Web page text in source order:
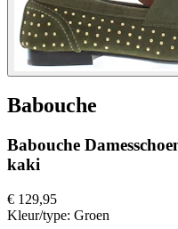
Babouche
Babouche
kaki
€ 129,95
Kleur/type: Groen